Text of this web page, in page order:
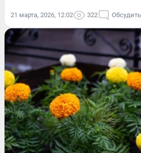
21 марта, 2026, 12:02 322 Обсудить